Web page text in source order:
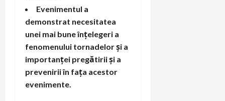
Evenimentul a
demonstrat necesitatea
unei mai bune înțelegeri a
fenomenului tornadelor și a
importanței pregătirii și a
prevenirii în fața acestor
evenimente.